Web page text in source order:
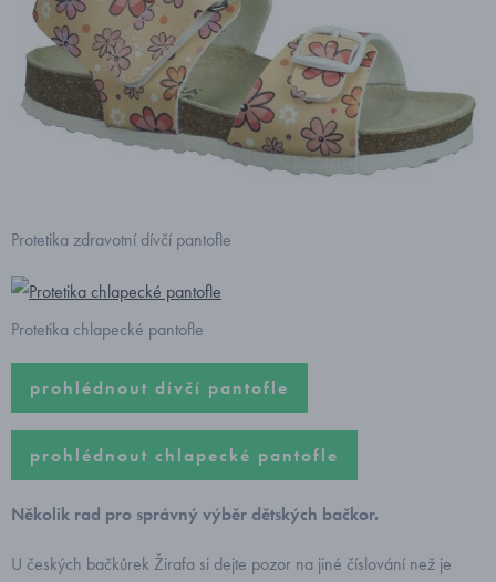
Protetika zdravotní dívčí pantofle
Protetika chlapecké pantofle
prohlédnout dívčí pantofle
prohlédnout chlapecké pantofle
Několik rad pro správný výběr dětských bačkor.
U českých bačkůrek Žirafa si dejte pozor na jiné číslování než je